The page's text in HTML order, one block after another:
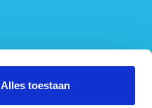
Alles toestaan